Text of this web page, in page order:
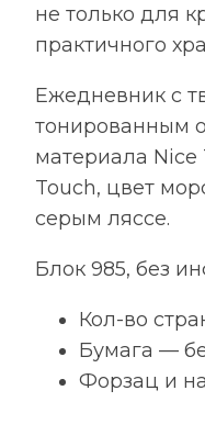
не только для
практичного
Ежедневник с
тонированным
материала Nice
Touch, цвет
серым ляссе.
Блок 985, без
Кол-во
Бумага —
Форзац и